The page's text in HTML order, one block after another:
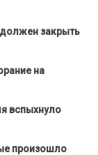
должен закрыть
на
вспыхнуло
произошло